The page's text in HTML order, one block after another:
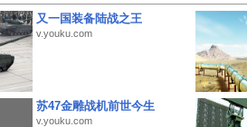
又一国装备陆战之王
v.youku.com
苏47金雕战机前世今生
v.youku.com